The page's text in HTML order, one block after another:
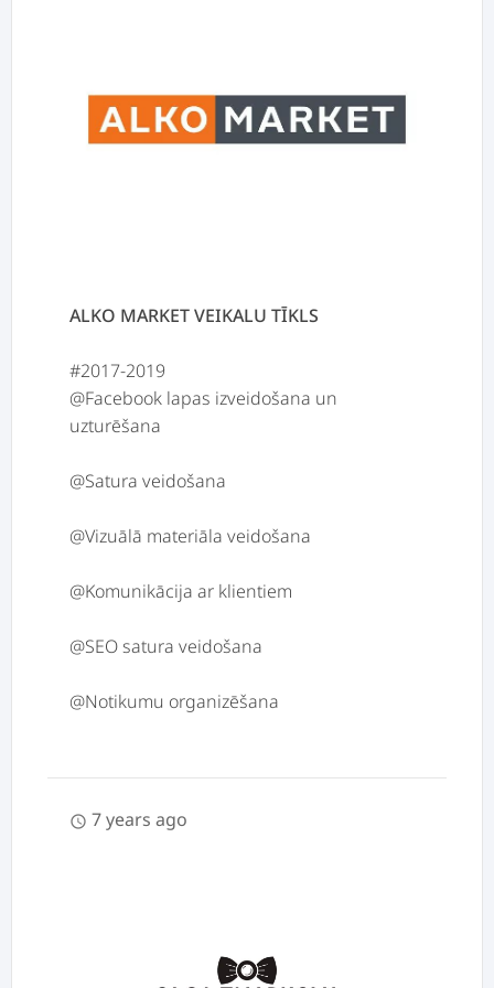
ALKO MARKET VEIKALU TĪKLS
#2017-2019
@Facebook lapas izveidošana un
uzturēšana
@Satura veidošana
@Vizuālā materiāla veidošana
@Komunikācija ar klientiem
@SEO satura veidošana
schedule 7 years ago